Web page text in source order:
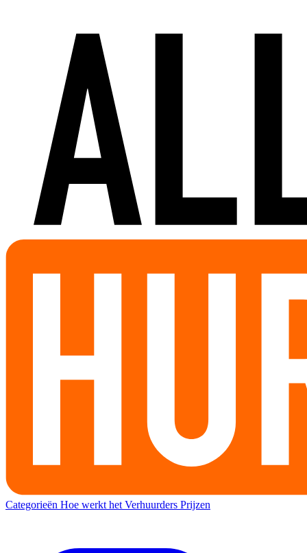
Categorieën Hoe werkt het Verhuurders Prijzen